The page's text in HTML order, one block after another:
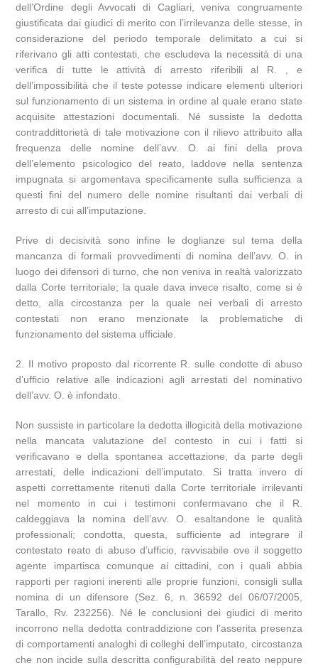
dell’Ordine degli Avvocati di Cagliari, veniva congruamente
giustificata dai giudici di merito con l’irrilevanza delle stesse, in
considerazione del periodo temporale delimitato a cui si
riferivano gli atti contestati, che escludeva la necessità di una
verifica di tutte le attività di arresto riferibili al R. , e
dell’impossibilità che il teste potesse indicare elementi ulteriori
sul funzionamento di un sistema in ordine al quale erano state
acquisite attestazioni documentali. Né sussiste la dedotta
contraddittorietà di tale motivazione con il rilievo attribuito alla
frequenza delle nomine dell’avv. O. ai fini della prova
dell’elemento psicologico del reato, laddove nella sentenza
impugnata si argomentava specificamente sulla sufficienza a
questi fini del numero delle nomine risultanti dai verbali di
arresto di cui all’imputazione.
Prive di decisività sono infine le doglianze sul tema della
mancanza di formali provvedimenti di nomina dell’avv. O. in
luogo dei difensori di turno, che non veniva in realtà valorizzato
dalla Corte territoriale; la quale dava invece risalto, come si è
detto, alla circostanza per la quale nei verbali di arresto
contestati non erano menzionate la problematiche di
funzionamento del sistema ufficiale.
2. Il motivo proposto dal ricorrente R. sulle condotte di abuso
d’ufficio relative alle indicazioni agli arrestati del nominativo
dell’avv. O. è infondato.
Non sussiste in particolare la dedotta illogicità della motivazione
nella mancata valutazione del contesto in cui i fatti si
verificavano e della spontanea accettazione, da parte degli
arrestati, delle indicazioni dell’imputato. Si tratta invero di
aspetti correttamente ritenuti dalla Corte territoriale irrilevanti
nel momento in cui i testimoni confermavano che il R.
caldeggiava la nomina dell’avv. O. esaltandone le qualità
professionali; condotta, questa, sufficiente ad integrare il
contestato reato di abuso d’ufficio, ravvisabile ove il soggetto
agente impartisca comunque ai cittadini, con i quali abbia
rapporti per ragioni inerenti alle proprie funzioni, consigli sulla
nomina di un difensore (Sez. 6, n. 36592 del 06/07/2005,
Tarallo, Rv. 232256). Né le conclusioni dei giudici di merito
incorrono nella dedotta contraddizione con l’asserita presenza
di comportamenti analoghi di colleghi dell’imputato, circostanza
che non incide sulla descritta configurabilità del reato neppure